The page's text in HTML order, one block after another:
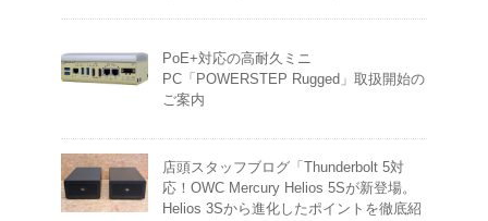
PoE+対応の高耐久ミニ
PC「POWERSTEP Rugged」取扱開始の
ご案内
店頭スタッフブログ「Thunderbolt 5対
応！OWC Mercury Helios 5Sが新登場。
Helios 3Sから進化したポイントを徹底紹